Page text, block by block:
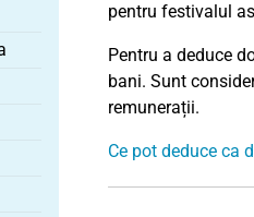
pentru festivalul
Pentru a deduce
bani. Sunt
remunerații.
Ce pot deduce ca